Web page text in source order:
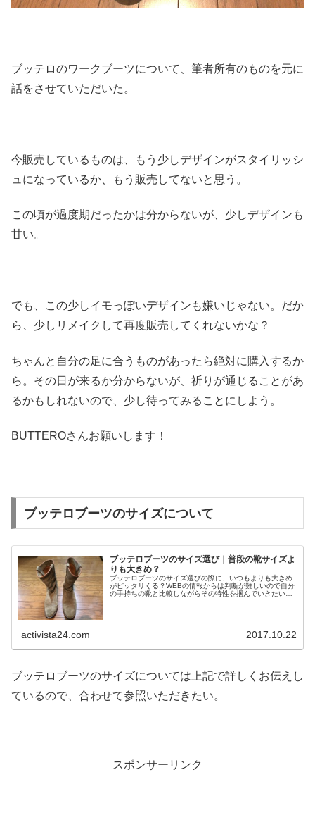
ブッテロのワークブーツについて、筆者所有のものを元に
話をさせていただいた。
今販売しているものは、もう少しデザインがスタイリッシ
ュになっているか、もう販売してないと思う。
この頃が過度期だったかは分からないが、少しデザインも
甘い。
でも、この少しイモっぽいデザインも嫌いじゃない。だか
ら、少しリメイクして再度販売してくれないかな？
ちゃんと自分の足に合うものがあったら絶対に購入するか
ら。その日が来るか分からないが、祈りが通じることがあ
るかもしれないので、少し待ってみることにしよう。
BUTTEROさんお願いします！
ブッテロブーツのサイズについて
ブッテロブーツのサイズ選び｜普段の靴サイズよ
りも大きめ？
ブッテロブーツのサイズ選びの際に、いつもよりも大きめ
がピッタリくる？WEBの情報からは判断が難しいので自分
の手持ちの靴と比較しながらその特性を掴んでいきたいと
activista24.com 2017.10.22
ブッテロブーツのサイズについては上記で詳しくお伝えし
ているので、合わせて参照いただきたい。
スポンサーリンク